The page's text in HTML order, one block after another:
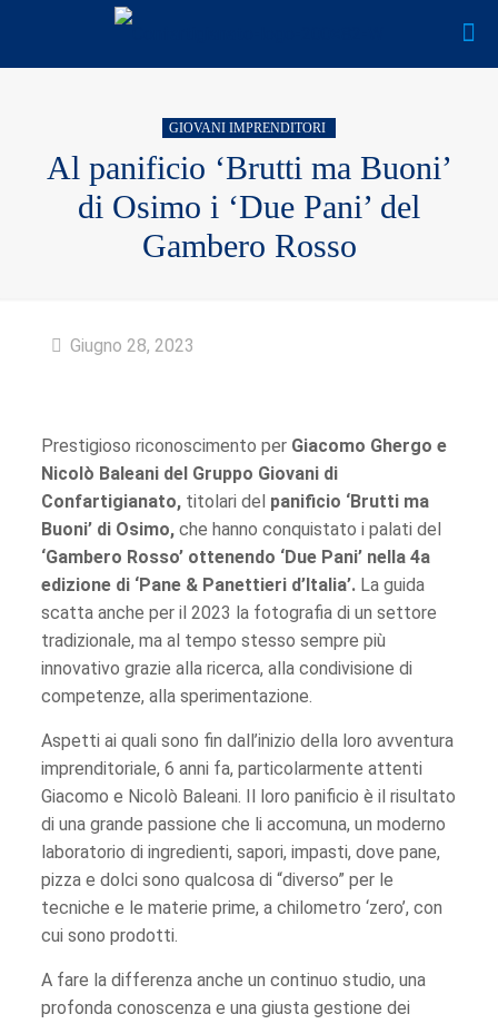
GIOVANI IMPRENDITORI
Al panificio ‘Brutti ma Buoni’
di Osimo i ‘Due Pani’ del
Gambero Rosso
Giugno 28, 2023
Prestigioso riconoscimento per Giacomo Ghergo e
Nicolò Baleani del Gruppo Giovani di
Confartigianato, titolari del panificio ‘Brutti ma
Buoni’ di Osimo, che hanno conquistato i palati del
‘Gambero Rosso’ ottenendo ‘Due Pani’ nella 4a
edizione di ‘Pane & Panettieri d’Italia’. La guida
scatta anche per il 2023 la fotografia di un settore
tradizionale, ma al tempo stesso sempre più
innovativo grazie alla ricerca, alla condivisione di
competenze, alla sperimentazione.
Aspetti ai quali sono fin dall’inizio della loro avventura
imprenditoriale, 6 anni fa, particolarmente attenti
Giacomo e Nicolò Baleani. Il loro panificio è il risultato
di una grande passione che li accomuna, un moderno
laboratorio di ingredienti, sapori, impasti, dove pane,
pizza e dolci sono qualcosa di “diverso” per le
tecniche e le materie prime, a chilometro ‘zero’, con
cui sono prodotti.
A fare la differenza anche un continuo studio, una
profonda conoscenza e una giusta gestione dei